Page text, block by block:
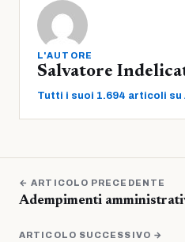
L'AUTORE
Salvatore
Tutti i suoi 1.694 articoli su
← ARTICOLO PRECEDENTE
Adempimenti
ARTICOLO SUCCESSIVO →